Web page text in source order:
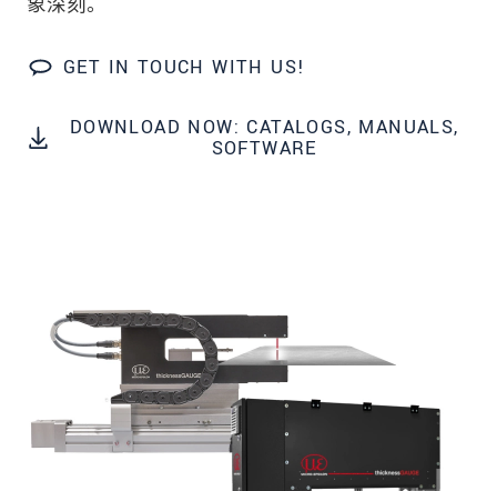
象深刻。
GET IN TOUCH WITH US!
DOWNLOAD NOW: CATALOGS, MANUALS,
SOFTWARE
邮政编码
城市*
留言*
* 必填字段
我们将对您的数据保密。请阅读我们的数据隐私